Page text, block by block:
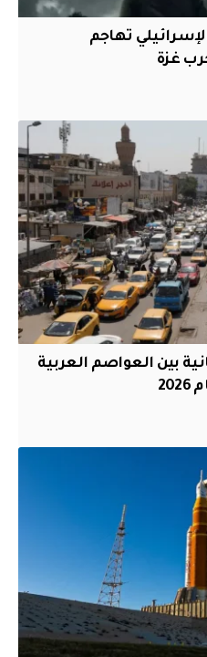
تهاجم
غزة
بين العواصم العربية